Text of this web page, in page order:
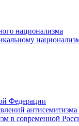
национализма
Федерации
антисемитизма
в современной